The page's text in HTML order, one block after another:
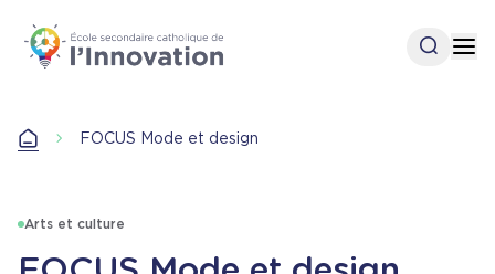
contenu
Open
AccueilFOCUS Mode et design
Arts et culture